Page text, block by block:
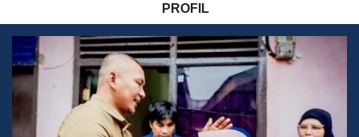
PROFIL